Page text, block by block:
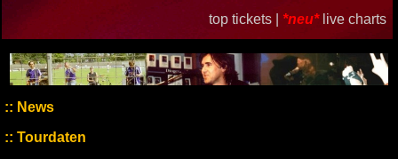
top tickets | *neu* live charts
News
Tourdaten